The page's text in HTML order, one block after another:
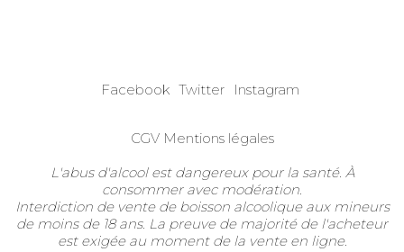
Facebook Twitter Instagram
CGV Mentions légales
L'abus d'alcool est dangereux pour la santé. À
consommer avec modération.
Interdiction de vente de boisson alcoolique aux mineurs
de moins de 18 ans. La preuve de majorité de l'acheteur
est exigée au moment de la vente en ligne.